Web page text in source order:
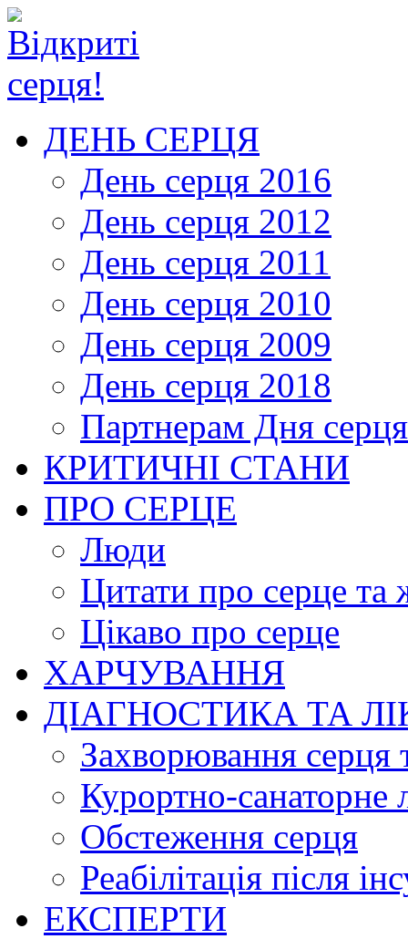
ДЕНЬ СЕРЦЯ
День серця 2016
День серця 2012
День серця 2011
День серця 2010
День серця 2009
День серця 2018
Партнерам Дня серця
КРИТИЧНІ СТАНИ
ПРО СЕРЦЕ
Люди
Цитати про серце та
Цікаво про серце
ХАРЧУВАННЯ
ДІАГНОСТИКА ТА
Захворювання серця
Курортно-cанаторне
Обстеження серця
Реабілітація після
ЕКСПЕРТИ